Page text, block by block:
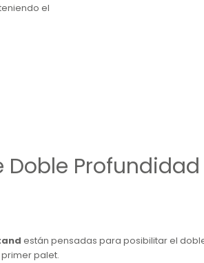
el
están pensadas para posibilitar el
palet.